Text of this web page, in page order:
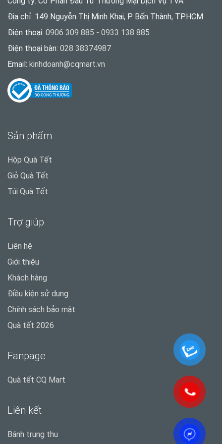
Địa chỉ: 149 Nguyễn Thị Minh Khai, P. Bến Thành, TP.HCM
Điện thoại: 0906 309 885 - 0933 138 885
Điện thoại bàn: 028 38374987
Email: kinhdoanh@cqmart.vn
Sản phẩm
Hộp Quà Tết
Giỏ Quà Tết
Túi Quà Tết
Trợ giúp
Liên hệ
Giới thiệu
Khách hàng
Điều kiện sử dụng
Chính sách bảo mật
Quà tết 2026
Fanpage
Quà tết CQ Mart
Liên kết
Bánh trung thu